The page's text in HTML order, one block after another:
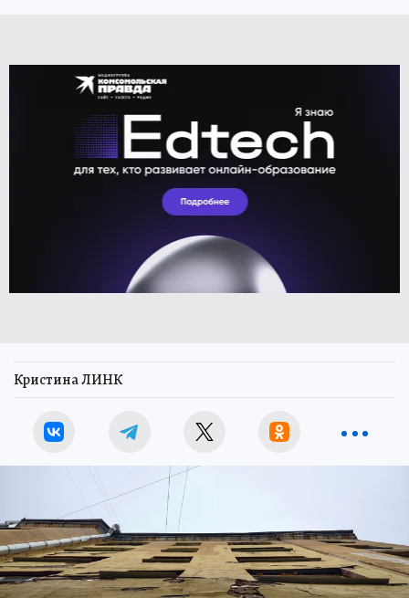
Кристина ЛИНК